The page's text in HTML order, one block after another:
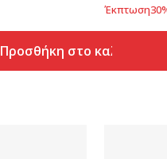
Προσθήκη στο καλάθι
Έκπτωση30